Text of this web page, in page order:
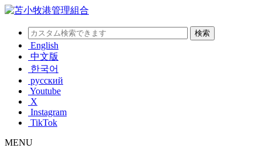
English
中文版
한국어
русский
Youtube
X
Instagram
TikTok
MENU